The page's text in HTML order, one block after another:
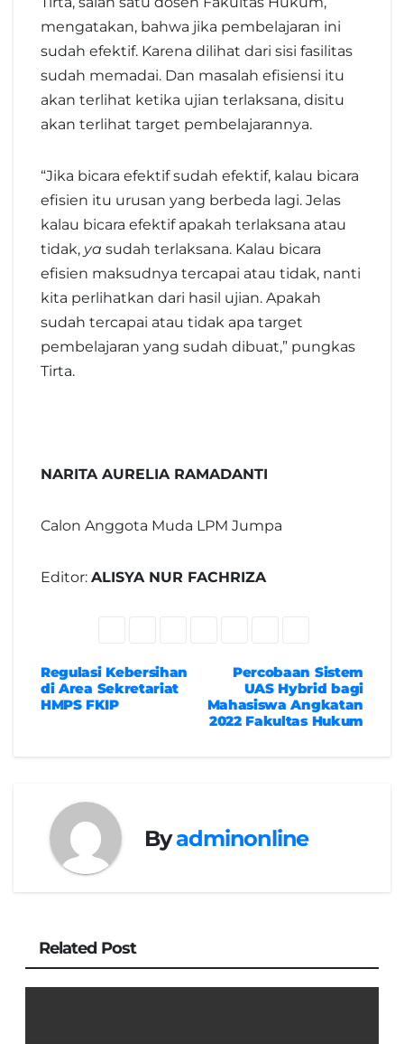
mengatakan, bahwa jika pembelajaran ini
sudah efektif. Karena dilihat dari sisi fasilitas
sudah memadai. Dan masalah efisiensi itu
akan terlihat ketika ujian terlaksana, disitu
akan terlihat target pembelajarannya.
“Jika bicara efektif sudah efektif, kalau bicara
efisien itu urusan yang berbeda lagi. Jelas
kalau bicara efektif apakah terlaksana atau
tidak, ya sudah terlaksana. Kalau bicara
efisien maksudnya tercapai atau tidak, nanti
kita perlihatkan dari hasil ujian. Apakah
sudah tercapai atau tidak apa target
pembelajaran yang sudah dibuat,” pungkas
Tirta.
NARITA AURELIA RAMADANTI
Calon Anggota Muda LPM Jumpa
Editor: ALISYA NUR FACHRIZA
Navigasi
pos
Percobaan Sistem
UAS Hybrid bagi
Mahasiswa Angkatan
2022 Fakultas Hukum
Regulasi Kebersihan
di Area Sekretariat
HMPS FKIP
Byadminonline
Related Post